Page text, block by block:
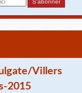
Villers
2015